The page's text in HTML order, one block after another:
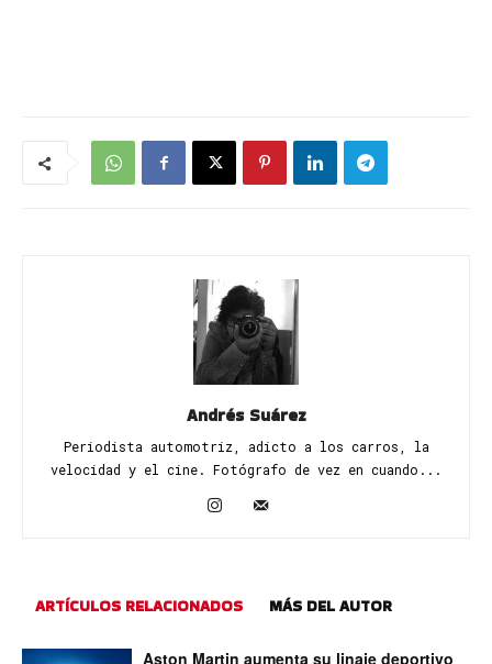
Andrés Suárez
Periodista automotriz, adicto a los carros, la
velocidad y el cine. Fotógrafo de vez en cuando...
ARTÍCULOS RELACIONADOS MÁS DEL AUTOR
Aston Martin aumenta su linaje deportivo